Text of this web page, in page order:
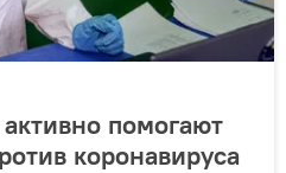
помогают
коронавируса